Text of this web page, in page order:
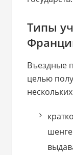
Типы
Въездные
целью